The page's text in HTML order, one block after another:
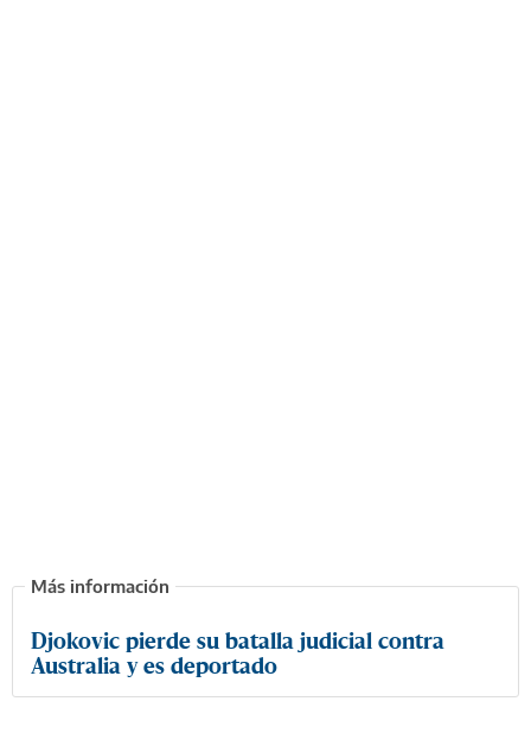
Djokovic pierde su batalla judicial contra
Australia y es deportado